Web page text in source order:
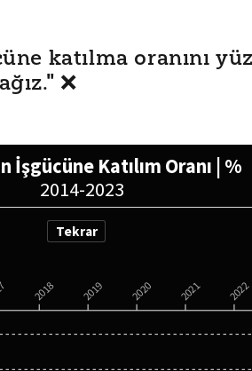
katılma oranını
❌